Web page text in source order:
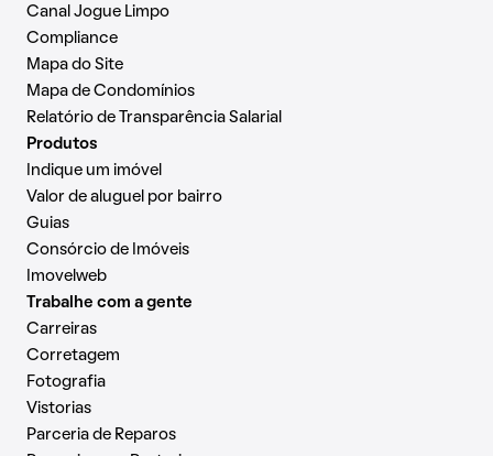
Canal Jogue Limpo
Compliance
Mapa do Site
Mapa de Condomínios
Relatório de Transparência Salarial
Produtos
Indique um imóvel
Valor de aluguel por bairro
Guias
Consórcio de Imóveis
Imovelweb
Trabalhe com a gente
Carreiras
Corretagem
Fotografia
Vistorias
Parceria de Reparos